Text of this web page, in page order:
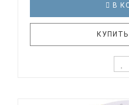
В
каждый родитель